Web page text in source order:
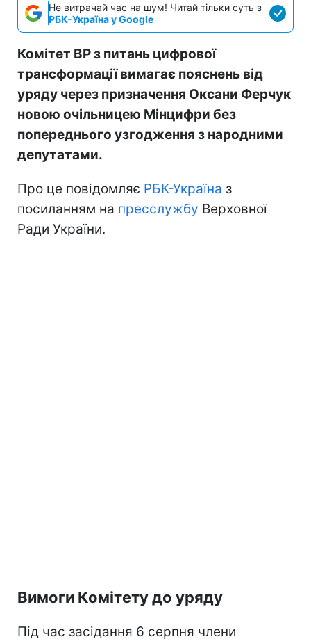
Не витрачай час на шум! Читай тільки суть з
РБК-Україна у Google
Комітет ВР з питань цифрової
трансформації вимагає пояснень від
уряду через призначення Оксани Ферчук
новою очільницею Мінцифри без
попереднього узгодження з народними
депутатами.
Про це повідомляє РБК-Україна з
посиланням на пресслужбу Верховної
Ради України.
Вимоги Комітету до уряду
Під час засідання 6 серпня члени